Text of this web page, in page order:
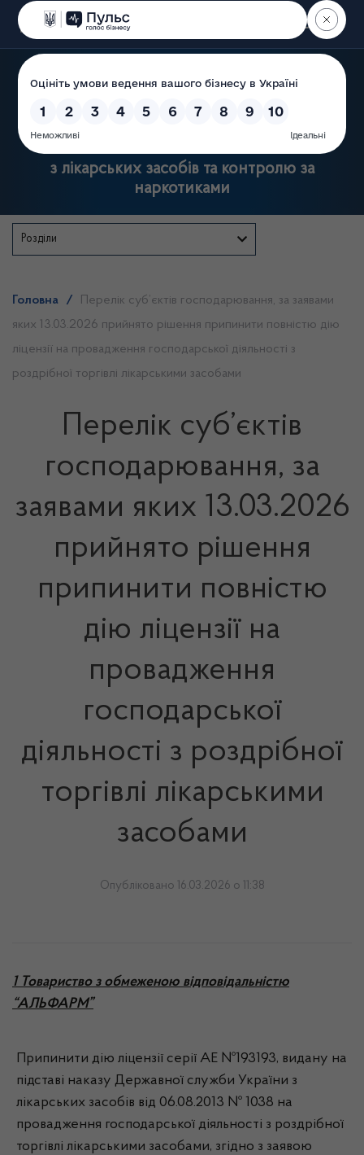
Пошук
Державна служба України
з лікарських засобів та контролю за
наркотиками
Розділи
Головна /
Перелік суб’єктів господарювання, за заявами
яких 13.03.2026 прийнято рішення припинити повністю дію
ліцензії на провадження господарської діяльності з
роздрібної торгівлі лікарськими засобами
Перелік суб’єктів
господарювання, за
заявами яких 13.03.2026
прийнято рішення
припинити повністю
дію ліцензії на
провадження
господарської
діяльності з роздрібної
торгівлі лікарськими
засобами
Опубліковано 16.03.2026 о 11:38
1 Товариство з обмеженою відповідальністю
“АЛЬФАРМ”
Припинити дію ліцензії серії АЕ №193193, видану на
підставі наказу Державної служби України з
лікарських засобів від 06.08.2013 № 1038 на
провадження господарської діяльності з роздрібної
торгівлі лікарськими засобами, згідно з заявою